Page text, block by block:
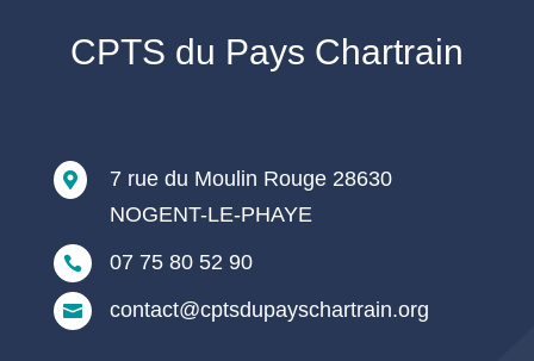
CPTS du Pays Chartrain

7 rue du Moulin Rouge 28630
NOGENT-LE-PHAYE
 07 75 80 52 90
 contact@cptsdupayschartrain.org